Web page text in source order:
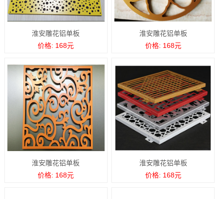
淮安雕花铝单板
价格: 168元
淮安雕花铝单板
价格: 168元
淮安雕花铝单板
价格: 168元
淮安雕花铝单板
价格: 168元